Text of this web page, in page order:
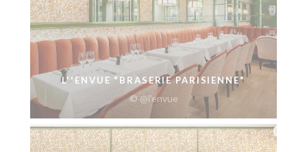
L''ENVUE "BRASERIE PARISIENNE"
© @l'envue